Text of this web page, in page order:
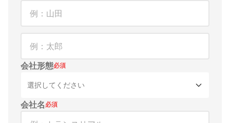
会社形態必須
選択してください
会社名必須